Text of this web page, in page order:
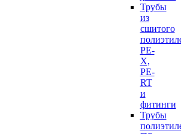
Трубы
из
сшитого
PE-
X,
PE-
RT
и
фитинги
Трубы